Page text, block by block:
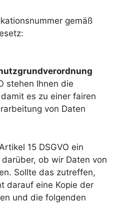
gemäß
stehen Ihnen die
es zu einer fairen
von Daten
15 DSGVO ein
ob wir Daten von
Sollte das zutreffen,
darauf eine Kopie der
und die folgenden